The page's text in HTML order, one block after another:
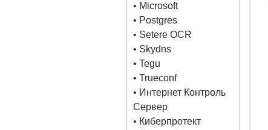
• Microsoft
• Postgres
• Setere OCR
• Skydns
• Tegu
• Trueconf
• Интернет Контроль
Сервер
• Киберпротект